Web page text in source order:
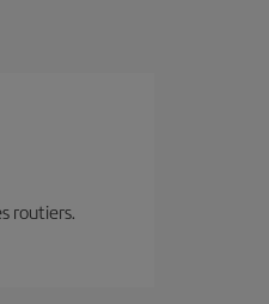
routiers.